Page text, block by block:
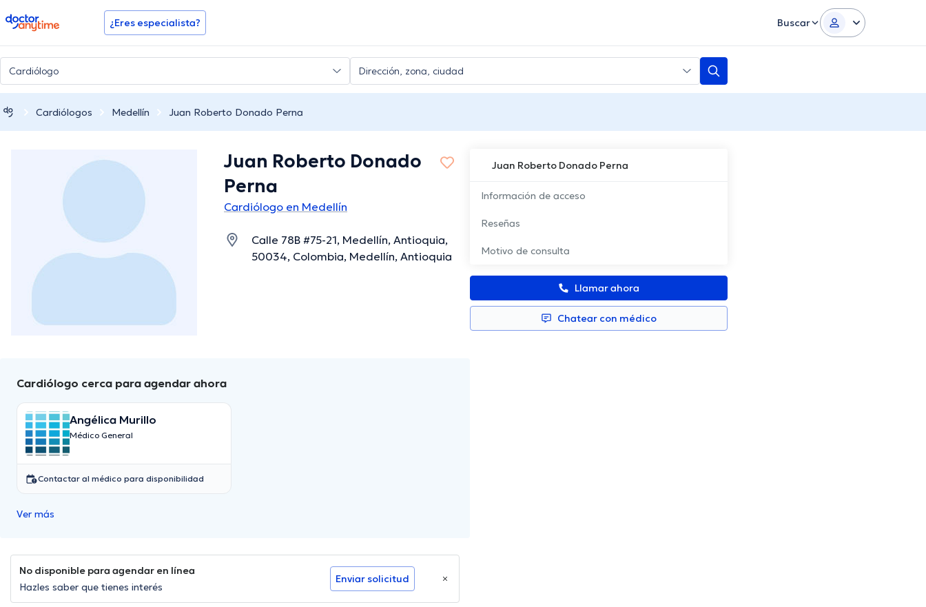
doctoranytime ¿Eres especialista? Buscar
Cardiólogos Medellín Juan Roberto Donado Perna
Juan Roberto Donado Perna
Información de acceso
Reseñas
Motivo de consulta
Llamar ahora
Chatear con médico
Juan Roberto Donado
Perna
Cardiólogo en Medellín
Calle 78B #75-21, Medellín, Antioquia,
50034, Colombia, Medellín, Antioquia
Cardiólogo cerca para agendar ahora
Angélica Murillo
Médico General
Contactar al médico para disponibilidad
Ver más
No disponible para agendar en línea
Hazles saber que tienes interés
Enviar solicitud